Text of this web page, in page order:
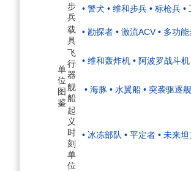
单
位
图
鉴
步
兵
• 警犬 • 维和步兵 • 标枪兵 •
载
具
• 勘探者 • 激流ACV • 多功
飞
行
器
• 维和轰炸机 • 阿波罗战斗机
舰
船
• 海豚 • 水翼船 • 突袭驱逐舰
起
义
时
刻
单
位
• 冰冻部队 • 平定者 • 未来坦